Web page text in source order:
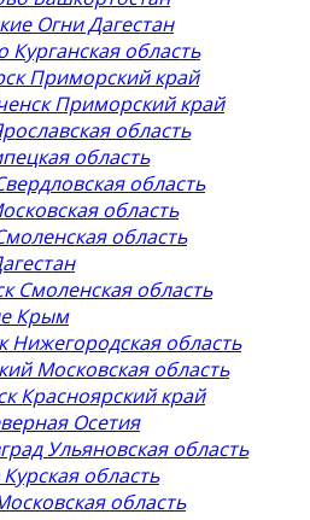
Огни Дагестан
область
Приморский край
Приморский край
область
область
область
область
область
Смоленская область
Крым
Нижегородская область
Московская область
Красноярский край
Осетия
Ульяновская область
область
область